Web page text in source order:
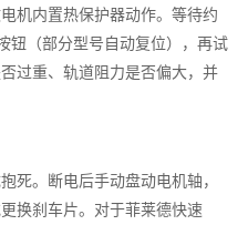
机内置热保护器动作。等待约
钮（部分型号自动复位），再试
过重、轨道阻力是否偏大，并
死。断电后手动盘动电机轴，
换刹车片。对于菲莱德快速